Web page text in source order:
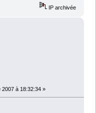
IP archivée
2007 à 18:32:34 »